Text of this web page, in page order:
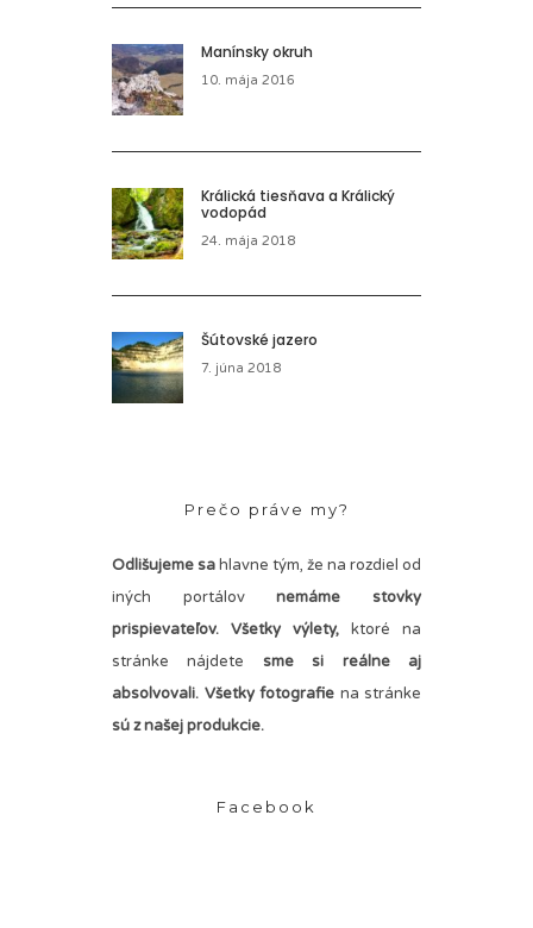
Manínsky okruh
10. mája 2016
Králická tiesňava a Králický
vodopád
24. mája 2018
Šútovské jazero
7. júna 2018
Prečo práve my?
Odlišujeme sahlavne tým, že na rozdiel od
iných portálovnemáme stovky
prispievateľov. Všetky výlety, ktoré na
stránke nájdete sme si reálne aj
absolvovali. Všetky fotografie na stránke
sú z našej produkcie.
Facebook